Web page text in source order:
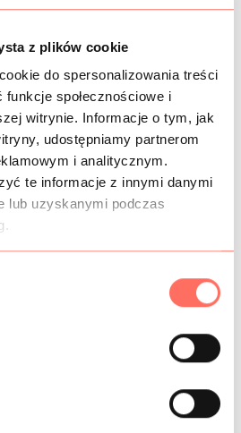
z plików cookie
do spersonalizowania treści
społecznościowe i
witrynie. Informacje o tym, jak
udostępniamy partnerom
i analitycznym.
te informacje z innymi danymi
lub uzyskanymi podczas
W chwycie i sposobie układania
koszulowej, ale zdecydowanie
matowa, jednolita, gładka
zarówno na prawą, jak i lewą
w szerokości i na skosach, a
krepuje ruchów. Jest
szyje się go bez podszewki, choć
lekko przebijać, a kształt pod
dobrej jakości. Sprzedaż od 10 cm.